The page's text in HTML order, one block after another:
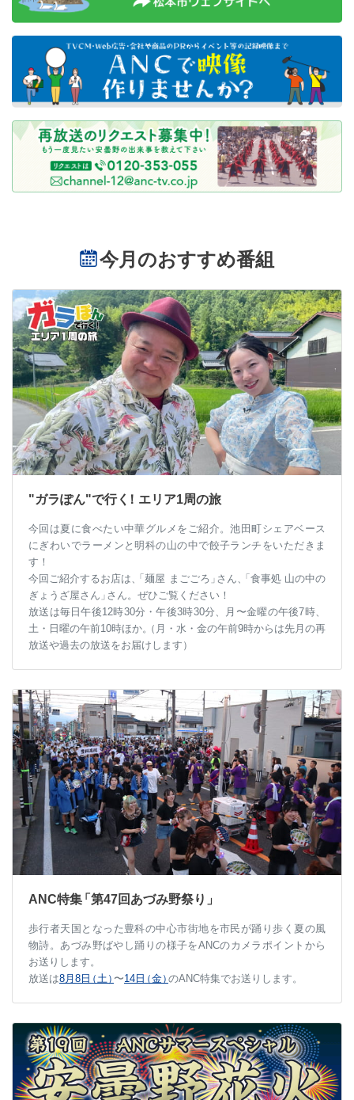
今月のおすすめ番組
"ガラぽん"で行く ！エリア1周の旅
今回は夏に食べたい中華グルメをご紹介。池田町シェアベース
にぎわいでラーメンと明科の山の中で餃子ランチをいただきま
す！
今回ご紹介するお店は
「麺屋 まごごろ 」 さん
「食事処 山の中の
ぎょうざ屋さん 」 さん。ぜひご覧ください！
放送は毎日午後12時30分・午後3時30分、月〜金曜の午後7時、
土・日曜の午前10時ほか。 （月・水・金の午前9時からは先月の再
放送や過去の放送をお届けします）
ANC特集「第47回あづみ野祭り」
歩行者天国となった豊科の中心市街地を市民が踊り歩く夏の風
物詩。あづみ野ばやし踊りの様子をANCのカメラポイントから
お送りします。
放送は8月8 日（土 ） 〜14 日（金） のANC特集でお送りします。